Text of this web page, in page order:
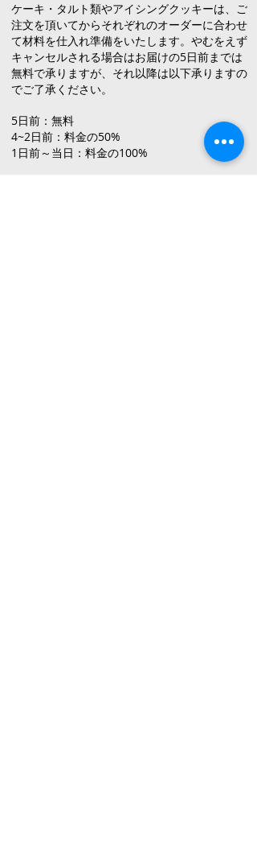
ケーキ・タルト類やアイシングクッキーは、ご
注文を頂いてからそれぞれのオーダーに合わせ
て材料を仕入れ準備をいたします。やむをえず
キャンセルされる場合はお届けの5日前までは
無料で承りますが、それ以降は以下承りますの
でご了承ください。
5日前：無料
4~2日前：料金の50%
1日前～当日：料金の100%